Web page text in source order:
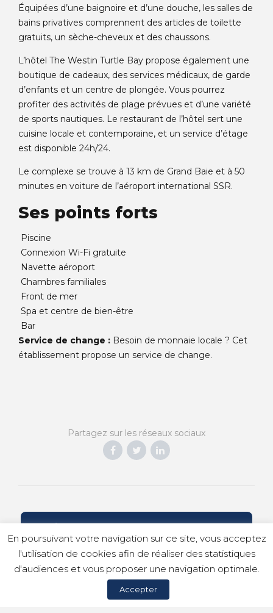
Équipées d’une baignoire et d’une douche, les salles de
bains privatives comprennent des articles de toilette
gratuits, un sèche-cheveux et des chaussons.
L’hôtel The Westin Turtle Bay propose également une
boutique de cadeaux, des services médicaux, de garde
d’enfants et un centre de plongée. Vous pourrez
profiter des activités de plage prévues et d’une variété
de sports nautiques. Le restaurant de l’hôtel sert une
cuisine locale et contemporaine, et un service d’étage
est disponible 24h/24.
Le complexe se trouve à 13 km de Grand Baie et à 50
minutes en voiture de l’aéroport international SSR.
Ses points forts
Piscine
Connexion Wi-Fi gratuite
Navette aéroport
Chambres familiales
Front de mer
Spa et centre de bien-être
Bar
Service de change : Besoin de monnaie locale ? Cet
établissement propose un service de change.
Partagez sur les réseaux sociaux
© Copyright 2023 Idilic Voyages |Mentions légales
Politique de confidentialité |Politique de cookies
En poursuivant votre navigation sur ce site, vous acceptez
l'utilisation de cookies afin de réaliser des statistiques
d'audiences et vous proposer une navigation optimale.
Accepter